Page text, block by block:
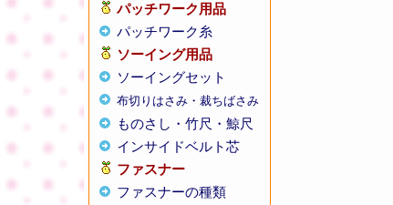
パッチワーク用品
パッチワーク糸
ソーイング用品
ソーイングセット
布切りはさみ・裁ちばさみ
ものさし・竹尺・鯨尺
インサイドベルト芯
ファスナー
ファスナーの種類